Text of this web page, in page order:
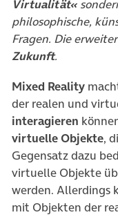
Virtualität«
philosophische,
Fragen. Die
Zukunft.
Mixed Reality
der realen und
interagieren
virtuelle Objekte,
Gegensatz dazu
virtuelle Objekte
werden. Allerdings
mit Objekten der